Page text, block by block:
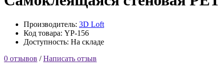
Производитель: 3D Loft
Код товара: YP-156
Доступность: На складе
0 отзывов /Написать отзыв